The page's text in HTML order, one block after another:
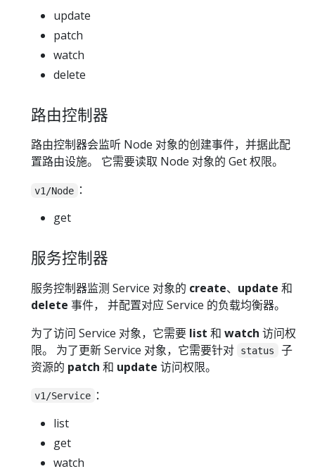
update
patch
watch
delete
路由控制器
路由控制器会监听 Node 对象的创建事件，并据此配
置路由设施。 它需要读取 Node 对象的 Get 权限。
v1/Node ：
get
服务控制器
服务控制器监测 Service 对象的 create、 update 和
delete 事件， 并配置对应 Service 的负载均衡器。
为了访问 Service 对象，它需要 list 和 watch 访问权
限。 为了更新 Service 对象，它需要针对
status
子
资源的 patch 和 update 访问权限。
v1/Service ：
list
get
watch